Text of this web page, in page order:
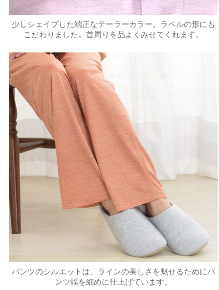
少しシェイプした端正なテーラーカラー。ラペルの形にも
こだわりました。首周りを品よくみせてくれます。
パンツのシルエットは、ラインの美しさを魅せるためにパ
ンツ幅を細めに仕上げています。